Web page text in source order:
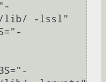
lib/ -lssl"